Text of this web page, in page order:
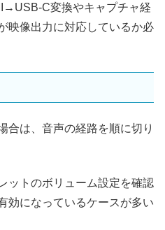
C変換やキャプチャ経
映像出力に対応しているか必
合は、音声の経路を順に切り
ットのボリューム設定を確認
効になっているケースが多い